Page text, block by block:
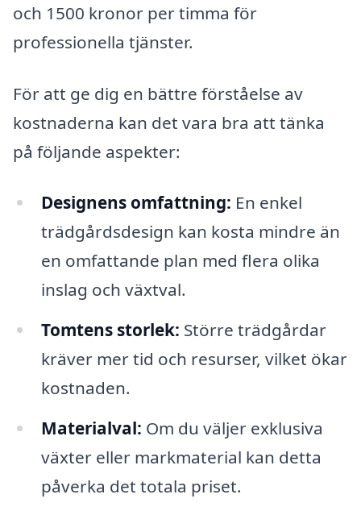
och 1500 kronor per timma för
professionella tjänster.
För att ge dig en bättre förståelse av
kostnaderna kan det vara bra att tänka
på följande aspekter:
Designens omfattning: En enkel
trädgårdsdesign kan kosta mindre än
en omfattande plan med flera olika
inslag och växtval.
Tomtens storlek: Större trädgårdar
kräver mer tid och resurser, vilket ökar
kostnaden.
Materialval: Om du väljer exklusiva
växter eller markmaterial kan detta
påverka det totala priset.